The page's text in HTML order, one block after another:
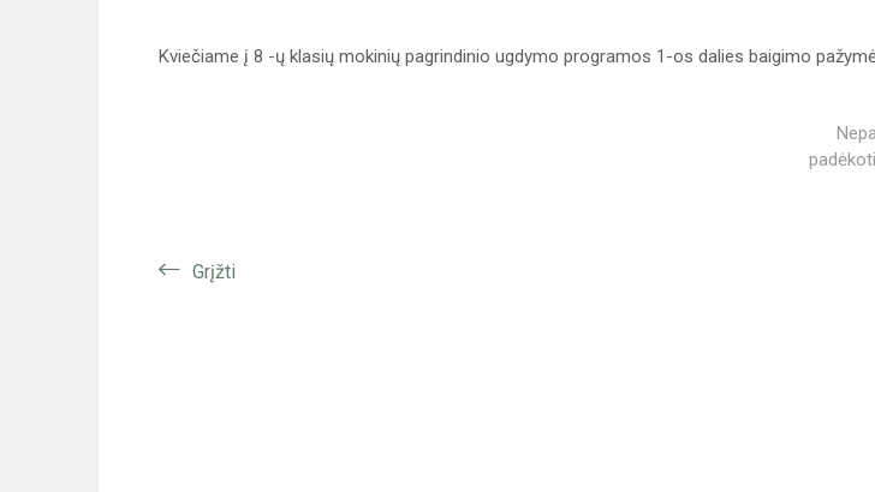
Kviečiame į 8 -ų klasių mokinių pagrindinio ugdymo programos 1-os dalies baigimo
Grįžti